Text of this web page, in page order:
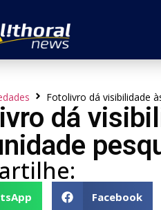
Fotolivro dá visibilidade
dá
Facebook